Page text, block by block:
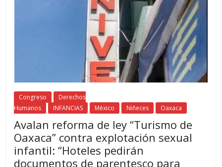
Congreso
Derechos
Humanos
INFANCIAS México Niñeces Oaxaca
Avalan reforma de ley “Turismo de
Oaxaca” contra explotación sexual
infantil: “Hoteles pedirán
documentos de parentesco para